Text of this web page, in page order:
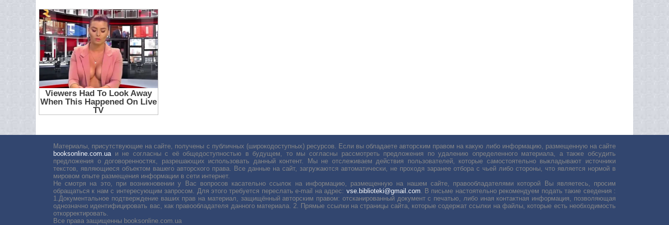
Материалы, присутствующие на сайте, получены с публичных (широкодоступных) ресурсов. Если вы обладаете авторским правом на какую либо информацию, размещенную на сайте
booksonline.com.uaи не согласны с её общедоступностью в будущем, то мы согласны рассмотреть предложения по удалению определенного материала, а также обсудить
предложения о договоренностях, разрешающих использовать данный контент. Мы не отслеживаем действия пользователей, которые самостоятельно выкладывают источники
текстов, являющиеся объектом вашего авторского права. Все данные на сайт, загружаются автоматически, не проходя заранее отбора с чьей либо стороны, что является нормой в
мировом опыте размещения информации в сети интернет.
Не смотря на это, при возникновении у Вас вопросов касательно ссылок на информацию, размещенную на нашем сайте, правообладателями которой Вы являетесь, просим
обращаться к нам с интересующим запросом. Для этого требуется переслать е-mail на адрес: vse.biblioteki@gmail.com. В письме настоятельно рекомендуем подать такие сведения :
1.Документальное подтверждение ваших прав на материал, защищённый авторским правом: отсканированный документ с печатью, либо иная контактная информация, позволяющая
однозначно идентифицировать вас, как правообладателя данного материала. 2. Прямые ссылки на страницы сайта, которые содержат ссылки на файлы, которые есть необходимость
откорректировать.
Все права защищенны booksonline.com.ua